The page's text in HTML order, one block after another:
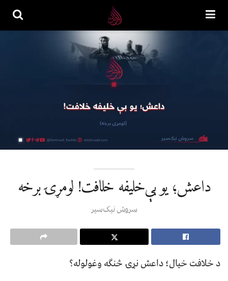
داعش؛ یو بې‌خلیفه خلافت! لومړۍ برخه
سروش نیک‌سیر
د خلافت خیال؛ داعش نړۍ څنګه وغولوله؟